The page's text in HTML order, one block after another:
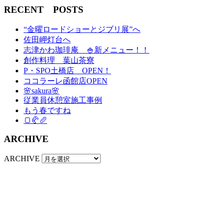
RECENT POSTS
“金曜ロードショーとジブリ展”へ
佐田岬灯台へ
志津かわ珈琲庵 🍚新メニュー！！
創作料理 葉山茶寮
P・SPO土橋店 OPEN！
ココラーレ函館店OPEN
🌸sakura🌸
従業員休憩室施工事例
もう春ですね
🍞🥐🥖
ARCHIVE
ARCHIVE